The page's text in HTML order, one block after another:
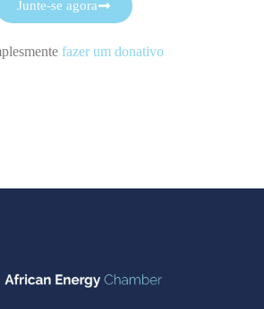
Junte-se agora
fazer um donativo